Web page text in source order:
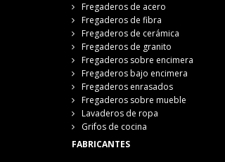
Fregaderos de acero
Fregaderos de fibra
Fregaderos de cerámica
Fregaderos de granito
Fregaderos sobre encimera
Fregaderos bajo encimera
Fregaderos enrasados
Fregaderos sobre mueble
Lavaderos de ropa
Grifos de cocina
FABRICANTES